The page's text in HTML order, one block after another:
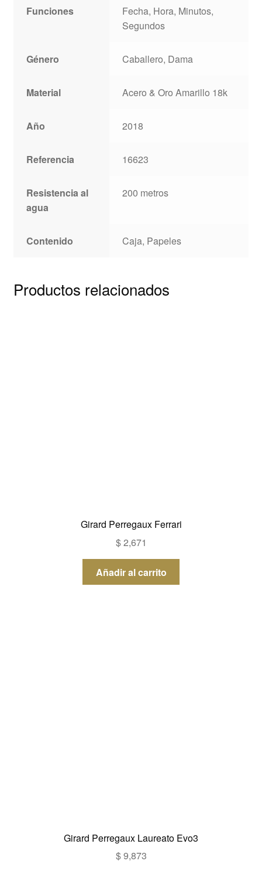
Funciones
Fecha, Hora, Minutos,
Segundos
Género Caballero, Dama
Material Acero & Oro Amarillo 18k
Año 2018
Referencia 16623
Resistencia al
agua
200 metros
Contenido Caja, Papeles
Productos relacionados
Girard Perregaux Ferrari
$2,671
Añadir al carrito
Girard Perregaux Laureato Evo3
$9,873